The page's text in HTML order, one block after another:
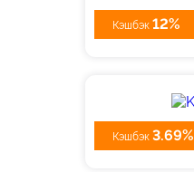
Кэшбэк 12%
Кэшбэк 3.69%